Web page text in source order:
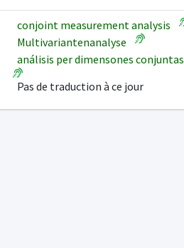
conjoint measurement analysis
Multivariantenanalyse
análisis per dimensones conjuntas
Pas de traduction à ce jour